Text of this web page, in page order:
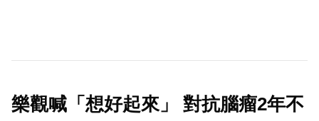
樂觀喊「想好起來」 對抗腦瘤2年不